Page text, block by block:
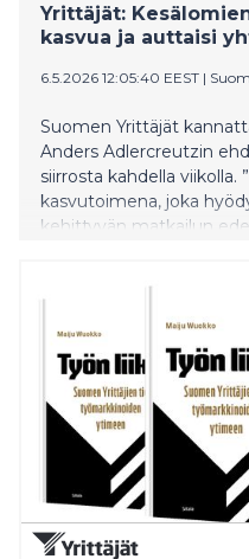
Yrittäjät:
kasvua ja auttaisi
6.5.2026 12:05:40 EEST |
Suomen Yrittäjät
Anders Adlercreutzin
siirrosta kahdella
kasvutoimena, joka
kehittyvän matkailun
työmahdollisuuksia”,
Pentikäinen Yrittäjistä